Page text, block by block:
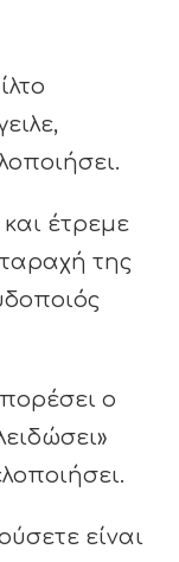
έτρεμε
της
ο
είναι